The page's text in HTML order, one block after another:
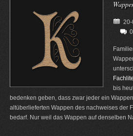
0
bis
bedenken geben, dass zwar jeder ein
altüberlieferten Wappen des nachweises der
bedarf. Nur weil das Wappen auf denselben